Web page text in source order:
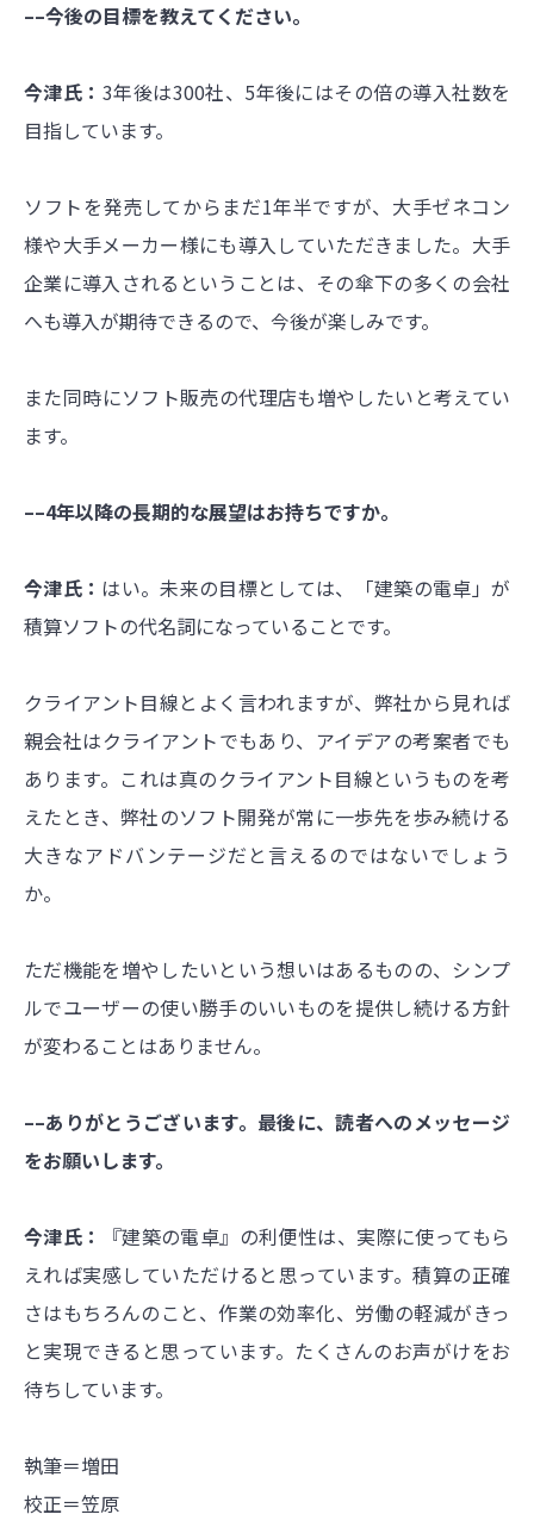
––今後の目標を教えてください。
今津氏： 3年後は300社、5年後にはその倍の導入社数を
目指しています。
ソフトを発売してからまだ1年半ですが、大手ゼネコン
様や大手メーカー様にも導入していただきました。大手
企業に導入されるということは、その傘下の多くの会社
へも導入が期待できるので、今後が楽しみです。
また同時にソフト販売の代理店も増やしたいと考えてい
ます。
––4年以降の長期的な展望はお持ちですか。
今津氏： はい。未来の目標としては、「建築の電卓」が
積算ソフトの代名詞になっていることです。
クライアント目線とよく言われますが、弊社から見れば
親会社はクライアントでもあり、アイデアの考案者でも
あります。これは真のクライアント目線というものを考
えたとき、弊社のソフト開発が常に一歩先を歩み続ける
大きなアドバンテージだと言えるのではないでしょう
か。
ただ機能を増やしたいという想いはあるものの、シンプ
ルでユーザーの使い勝手のいいものを提供し続ける方針
が変わることはありません。
––ありがとうございます。最後に、読者へのメッセージ
をお願いします。
今津氏：
『建築の電卓』の利便性は、実際に使ってもら
えれば実感していただけると思っています。積算の正確
さはもちろんのこと、作業の効率化、労働の軽減がきっ
と実現できると思っています。たくさんのお声がけをお
待ちしています。
執筆＝増田
校正＝笠原